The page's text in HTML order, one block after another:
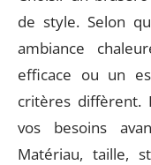
de style. Selon
ambiance
efficace ou un
critères diffèrent.
vos besoins
Matériau, taille,